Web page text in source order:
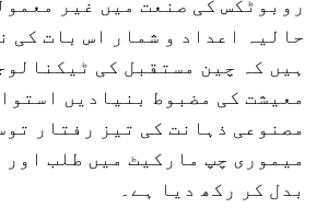
حالیہ اعداد و شمار اس بات کی
ہیں کہ چین مستقبل کی
معیشت کی مضبوط بنیادیں
مصنوعی ذہانت کی تیز رفتار
میموری چپ مارکیٹ میں طلب
بدل کر رکھ دیا ہے۔